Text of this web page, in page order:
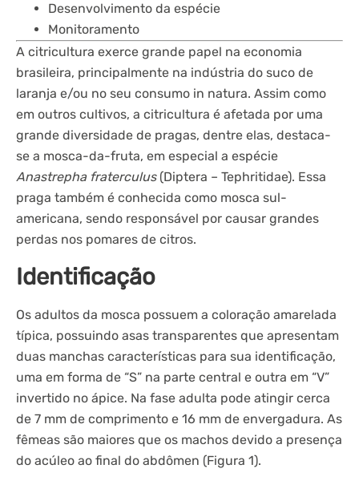
Desenvolvimento da espécie
Monitoramento
A citricultura exerce grande papel na economia
brasileira, principalmente na indústria do suco de
laranja e/ou no seu consumo in natura. Assim como
em outros cultivos, a citricultura é afetada por uma
grande diversidade de pragas, dentre elas, destaca-
se a mosca-da-fruta, em especial a espécie
Anastrepha fraterculus(Diptera – Tephritidae). Essa
praga também é conhecida como mosca sul-
americana, sendo responsável por causar grandes
perdas nos pomares de citros.
Identificação
Os adultos da mosca possuem a coloração amarelada
típica, possuindo asas transparentes que apresentam
duas manchas características para sua identificação,
uma em forma de “S” na parte central e outra em “V”
invertido no ápice. Na fase adulta pode atingir cerca
de 7 mm de comprimento e 16 mm de envergadura. As
fêmeas são maiores que os machos devido a presença
do acúleo ao final do abdômen (Figura 1).